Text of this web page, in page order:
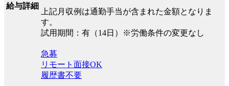
給与詳細
上記月収例は通勤手当が含まれた金額となりま
す。
試用期間：有（14日）※労働条件の変更なし
急募
リモート面接OK
履歴書不要